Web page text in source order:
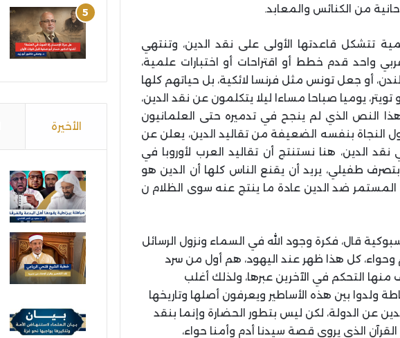
من الكنائس والمعابد.
تتشكل قاعدتها الأولى على نقد الدين، وتنتهي
واحد قدم خطط أو اقتراحات أو اختبارات علمية،
أو جعل تونس مثل فرنسا لائكية، بل حياتهم كلها
يوميا صباحا مساءا ليلا يتكلمون عن نقد الدين،
هذا النص الذي لم ينجح في تدميره حتى العلمانيون
النجاة بنفسه الضعيفة من تقاليد الدين، يعلن عن
الدين، هنا نستنتج أن تقاليد العرب لأوروبا في
طفيلي، يريد أن يقنع الناس كلها أن الدين هو
المستمر ضد الدين عادة ما ينتج عنه سوى الظلام ن
قال، فكرة وجود الله في السماء ونزول الرسائل
وحواء، كل هذا ظهر عند اليهود، هم أول من سرد
التحكم في الآخرين عبرها، ولذلك أغلب
ولدوا بين هذه الأساطير ويعرفون أصلها وتاريخها
عن الدولة، لكن ليس بتطور الحضارة وإنما بنقد
الذي يروي قصة سيدنا أدم وأمنا حواء،
الأخيرة